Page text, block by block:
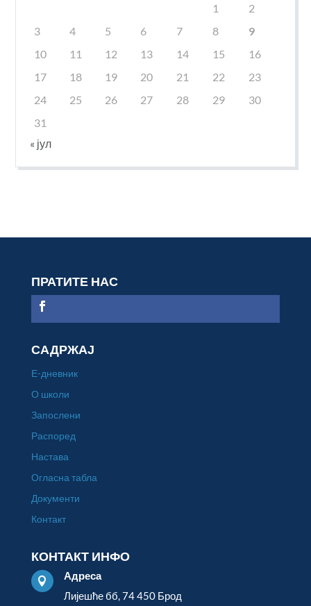
1
2
3
4 5 6 7 8
9
10
11 12 13 14 15
16
17
18 19 20 21 22
23
24
25 26 27 28 29
30
31
« јул
ПРАТИТЕ НАС
САДРЖАЈ
Е-дневник
О школи
Запослени
Распоред
Настава
Огласна табла
Документи
Контакт
КОНТАКТ ИНФО

Адреса
Лијешће бб, 74 450 Брод